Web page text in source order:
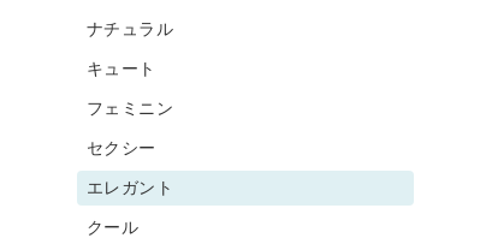
ナチュラル
キュート
フェミニン
セクシー
エレガント
クール